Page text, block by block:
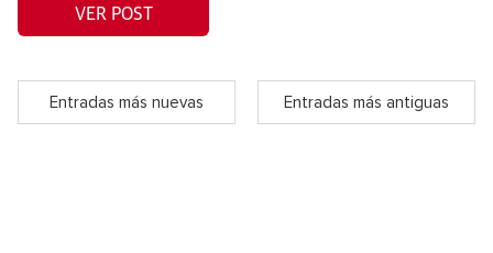
VER POST
Entradas más nuevas Entradas más antiguas